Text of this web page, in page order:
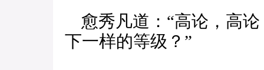
愈秀凡道：“高论，高
下一样的等级？”